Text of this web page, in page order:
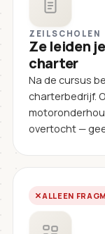
ZEILSCHOLEN
Ze leiden
charter
Na de cursus
charterbedrijf.
overtocht —
ALLEEN